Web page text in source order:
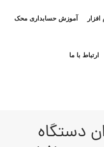
آموزش حسابداری محک
ارتباط با ما
دستگاه